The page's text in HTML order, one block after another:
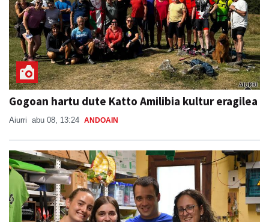
Gogoan hartu dute Katto Amilibia kultur eragilea
Aiurri abu 08, 13:24 ANDOAIN